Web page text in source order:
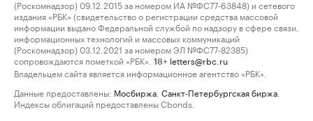
(Роскомнадзор) 09.12.2015 за номером ИА №ФС77-63848) и сетевого
издания «РБК» (свидетельство о регистрации средства массовой
информации выдано Федеральной службой по надзору в сфере связи,
информационных технологий и массовых коммуникаций
(Роскомнадзор) 03.12.2021 за номером ЭЛ №ФС77-82385)
сопровождаются пометкой «РБК».
18+ letters@rbc.ru
Владельцем сайта является информационное агентство «РБК».
Данные предоставлены: Мосбиржа Санкт-Петербургская биржа
Индексы облигаций предоставлены Cbonds.